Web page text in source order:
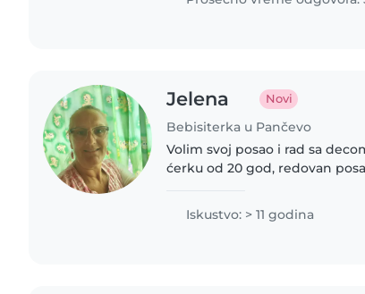
Jelena Novi
Bebisiterka u Pančevo
Volim svoj posao i rad sa
ćerku od 20 god, redovan
bebisiterka). Ako vam je
Iskustvo: > 11 godina